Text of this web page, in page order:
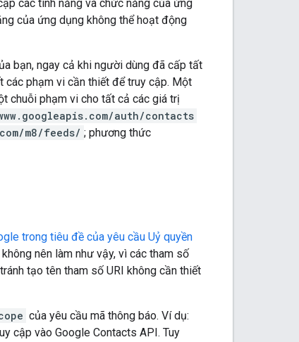
các tính năng và chức năng của ứng
của ứng dụng không thể hoạt động
bạn, ngay cả khi người dùng đã cấp tất
các phạm vi cần thiết để truy cập. Một
chuỗi phạm vi cho tất cả các giá trị
auth/contacts
m8/feeds/ ; phương thức
trong tiêu đề của yêu cầu Uỷ quyền
nên làm như vậy, vì các tham số
tạo tên tham số URI không cần thiết
của yêu cầu mã thông báo. Ví dụ:
cập vào Google Contacts API. Tuy